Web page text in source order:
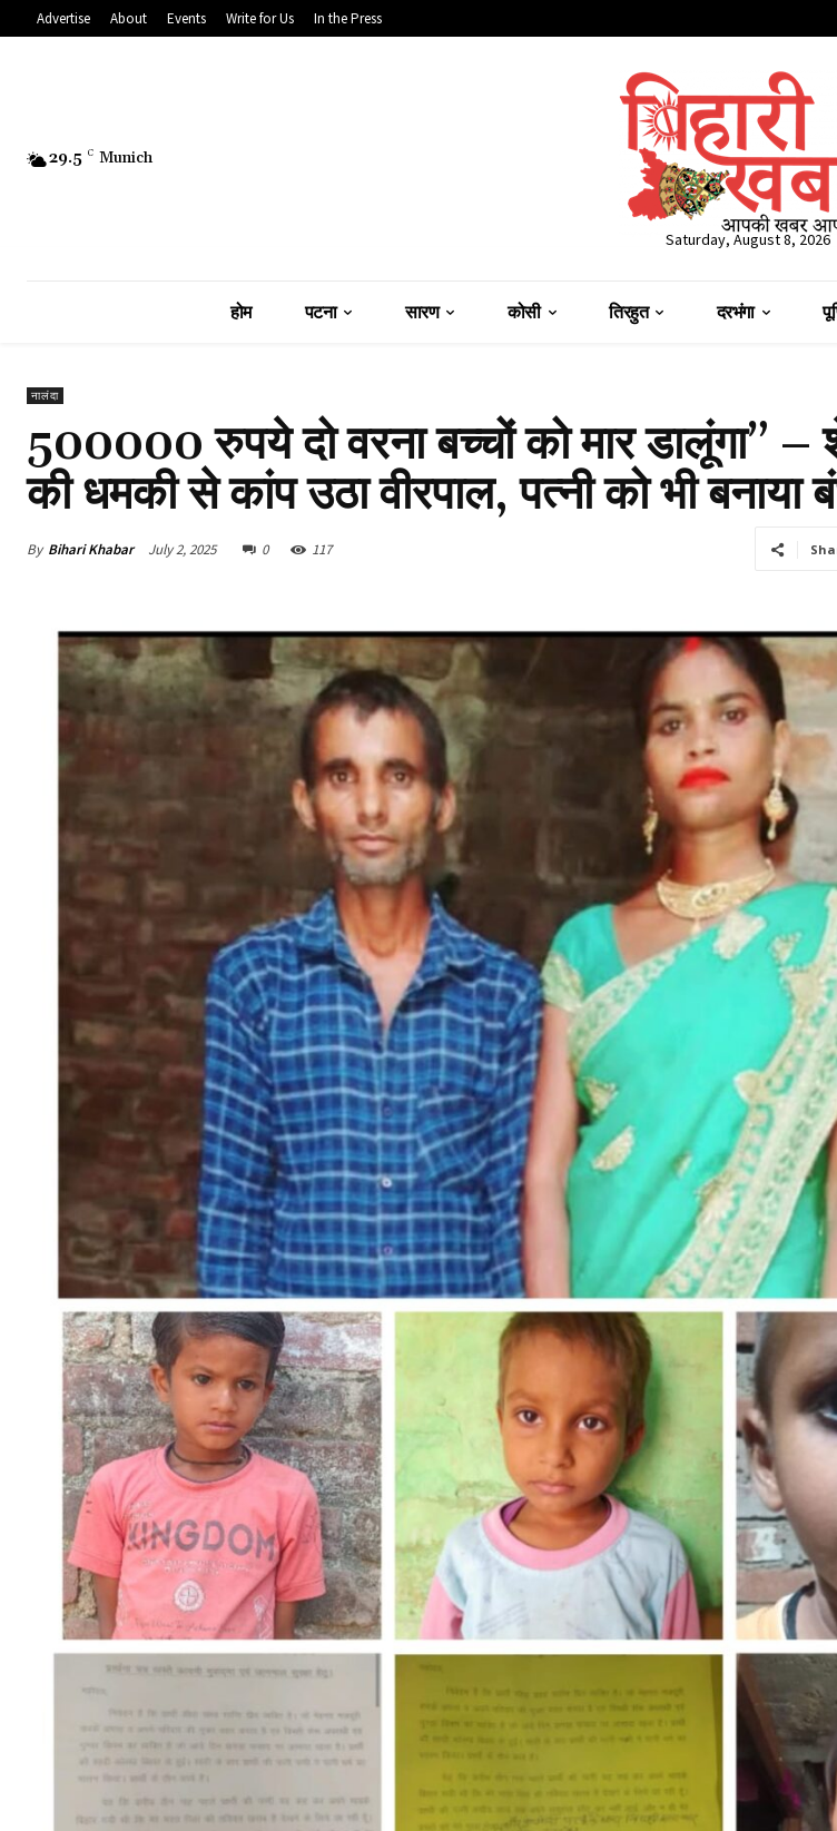
Advertise About Events Write for Us In the Press
29.5 C Munich
Saturday, August 8, 2026
होम पटना सारण कोसी तिरहुत दरभंगा
नालंदा
500000 रुपये दो वरना बच्चों को मार डालूंगा” –
की धमकी से कांप उठा वीरपाल, पत्नी को भी बनाया
By Bihari Khabar July 2, 2025 0 117